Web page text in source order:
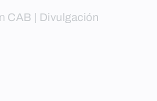
CAB | Divulgación